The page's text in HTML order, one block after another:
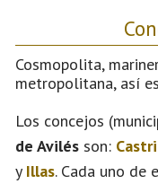
Cosmopolita,
metropolitana, así
Los concejos
de Avilés son:
y Illas. Cada uno de